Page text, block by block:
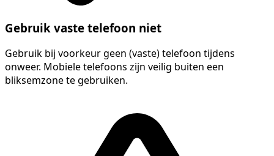
Gebruik vaste telefoon niet
Gebruik bij voorkeur geen (vaste) telefoon tijdens
onweer. Mobiele telefoons zijn veilig buiten een
bliksemzone te gebruiken.